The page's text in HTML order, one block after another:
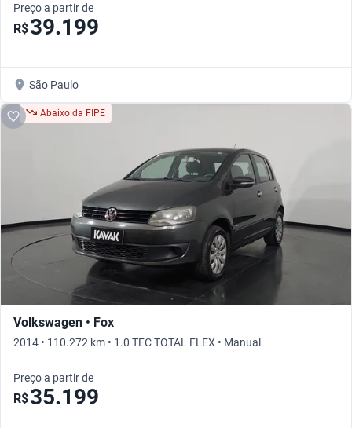
Preço a partir de
R$39.199
São Paulo
Abaixo da FIPE
Volkswagen • Fox
2014 • 110.272 km • 1.0 TEC TOTAL FLEX • Manual
Preço a partir de
R$35.199